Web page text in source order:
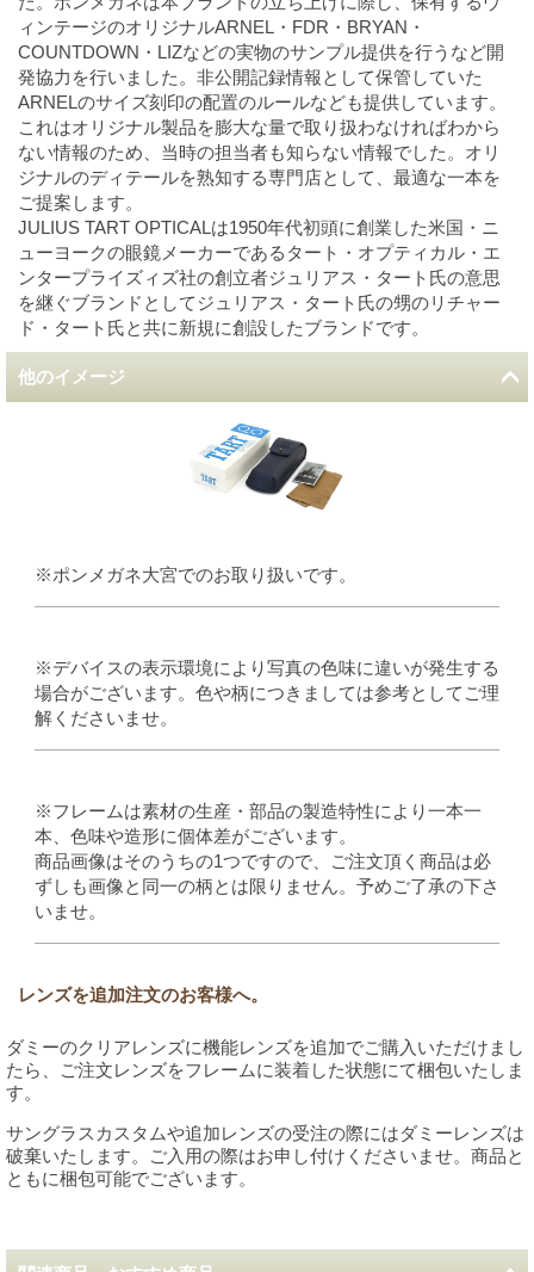
ィンテージのオリジナルARNEL・FDR・BRYAN・
COUNTDOWN・LIZなどの実物のサンプル提供を行うなど開
発協力を行いました。非公開記録情報として保管していた
ARNELのサイズ刻印の配置のルールなども提供しています。
これはオリジナル製品を膨大な量で取り扱わなければわから
ない情報のため、当時の担当者も知らない情報でした。オリ
ジナルのディテールを熟知する専門店として、最適な一本を
ご提案します。
JULIUS TART OPTICALは1950年代初頭に創業した米国・ニ
ューヨークの眼鏡メーカーであるタート・オプティカル・エ
ンタープライズィズ社の創立者ジュリアス・タート氏の意思
を継ぐブランドとしてジュリアス・タート氏の甥のリチャー
ド・タート氏と共に新規に創設したブランドです。
他のイメージ
※ポンメガネ大宮でのお取り扱いです。
※デバイスの表示環境により写真の色味に違いが発生する
場合がございます。色や柄につきましては参考としてご理
解くださいませ。
※フレームは素材の生産・部品の製造特性により一本一
本、色味や造形に個体差がございます。
商品画像はそのうちの1つですので、ご注文頂く商品は必
ずしも画像と同一の柄とは限りません。予めご了承の下さ
いませ。
レンズを追加注文のお客様へ。
ダミーのクリアレンズに機能レンズを追加でご購入いただけまし
たら、ご注文レンズをフレームに装着した状態にて梱包いたしま
す。
サングラスカスタムや追加レンズの受注の際にはダミーレンズは
破棄いたします。ご入用の際はお申し付けくださいませ。商品と
ともに梱包可能でございます。